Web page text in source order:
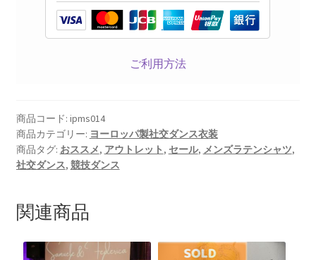
ご利用方法
商品コード: ipms014
商品カテゴリー: ヨーロッパ製社交ダンス衣装
商品タグ: おススメ, アウトレット , セール, メンズラテンシャツ,
社交ダンス, 競技ダンス
関連商品